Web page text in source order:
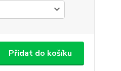
Přidat do košíku